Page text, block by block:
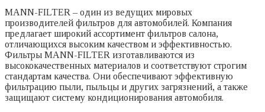
MANN-FILTER – один из ведущих мировых
производителей фильтров для автомобилей. Компания
предлагает широкий ассортимент фильтров салона,
отличающихся высоким качеством и эффективностью.
Фильтры MANN-FILTER изготавливаются из
высококачественных материалов и соответствуют строгим
стандартам качества. Они обеспечивают эффективную
фильтрацию пыли, пыльцы и других загрязнений, а также
защищают систему кондиционирования автомобиля.